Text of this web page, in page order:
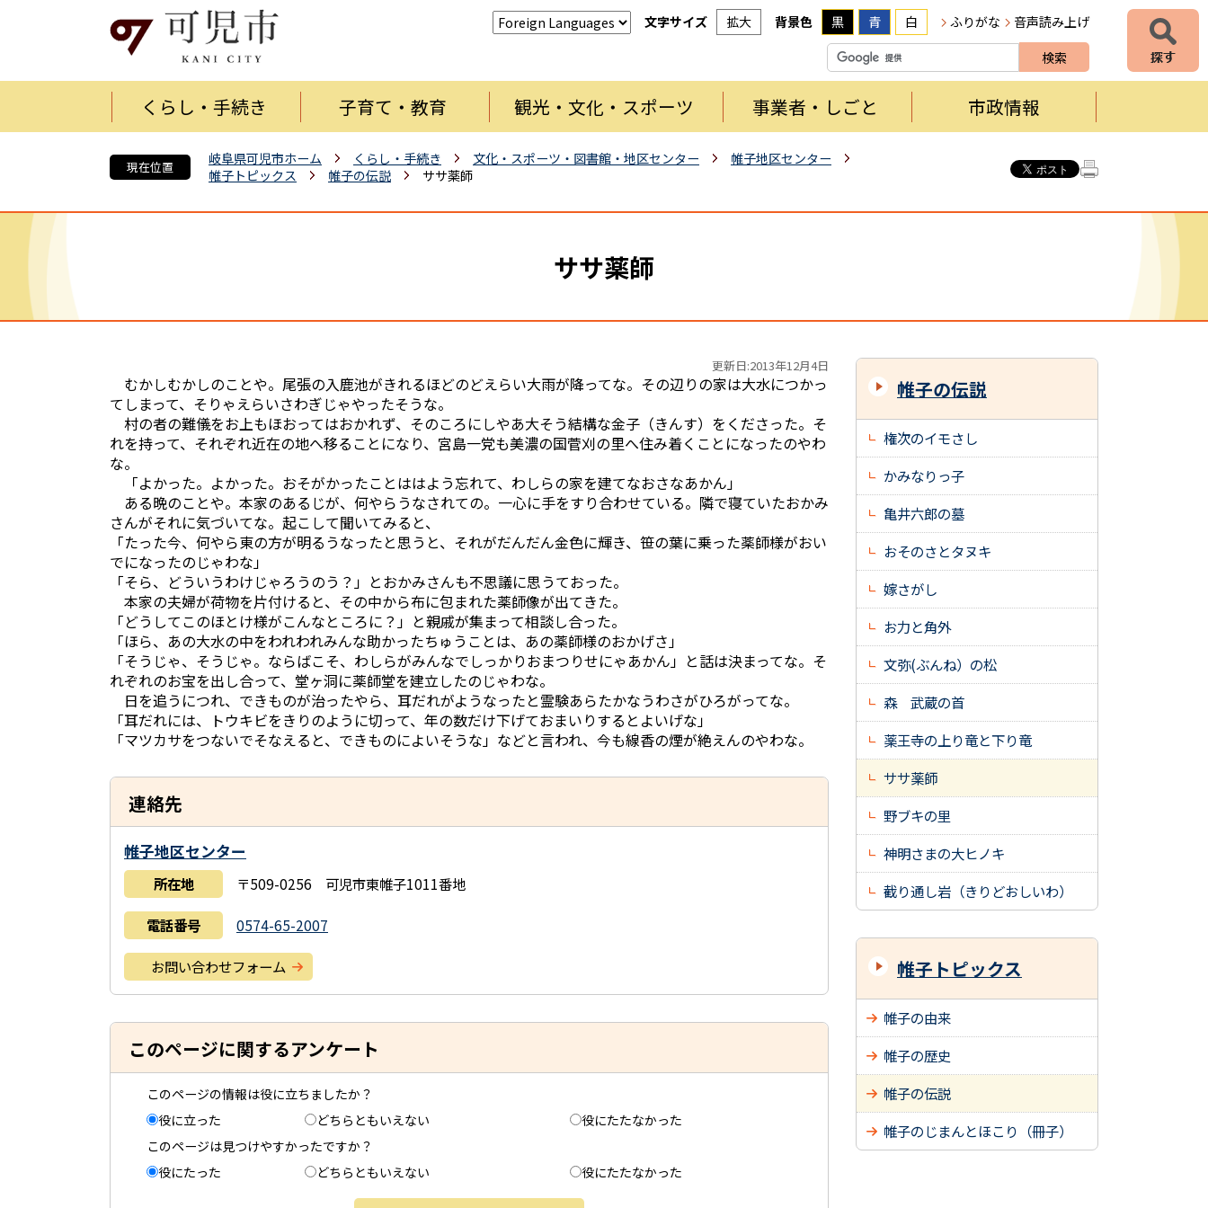
文字サイズ 拡大 背景色 黒 青 白 ふりがな 音声読み上げ
くらし・手続き 子育て・教育 観光・文化・スポーツ 事業者・しごと 市政情報
現在位置 岐阜県可児市ホーム くらし・手続き 文化・スポーツ・図書館・地区センター
帷子地区センター
帷子トピックス
帷子の伝説 ササ薬師
ササ薬師
更新日:2013年12月4日
むかしむかしのことや。尾張の入鹿池がきれるほどのどえらい大雨が降ってな。その辺りの家は大水につかっ
てしまって、そりゃえらいさわぎじゃやったそうな。
村の者の難儀をお上もほおってはおかれず、そのころにしやあ大そう結構な金子（きんす）をくださった。そ
れを持って、それぞれ近在の地へ移ることになり、宮島一党も美濃の国菅刈の里へ住み着くことになったのやわ
な。
「よかった。よかった。おそがかったことははよう忘れて、わしらの家を建てなおさなあかん」
ある晩のことや。本家のあるじが、何やらうなされての。一心に手をすり合わせている。隣で寝ていたおかみ
さんがそれに気づいてな。起こして聞いてみると、
「たった今、何やら東の方が明るうなったと思うと、それがだんだん金色に輝き、笹の葉に乗った薬師様がおい
でになったのじゃわな」
「そら、どういうわけじゃろうのう？」とおかみさんも不思議に思うておった。
本家の夫婦が荷物を片付けると、その中から布に包まれた薬師像が出てきた。
「どうしてこのほとけ様がこんなところに？」と親戚が集まって相談し合った。
「ほら、あの大水の中をわれわれみんな助かったちゅうことは、あの薬師様のおかげさ」
「そうじゃ、そうじゃ。ならばこそ、わしらがみんなでしっかりおまつりせにゃあかん」と話は決まってな。そ
れぞれのお宝を出し合って、堂ヶ洞に薬師堂を建立したのじゃわな。
日を追うにつれ、できものが治ったやら、耳だれがようなったと霊験あらたかなうわさがひろがってな。
「耳だれには、トウキビをきりのように切って、年の数だけ下げておまいりするとよいげな」
「マツカサをつないでそなえると、できものによいそうな」などと言われ、今も線香の煙が絶えんのやわな。
連絡先
帷子地区センター
所在地 〒509-0256 可児市東帷子1011番地
電話番号 0574-65-2007
お問い合わせフォーム
このページに関するアンケート
このページの情報は役に立ちましたか？
役に立った
どちらともいえない
役にたたなかった
このページは見つけやすかったですか？
役にたった
どちらともいえない 役にたたなかった
帷子の伝説
権次のイモさし
かみなりっ子
亀井六郎の墓
おそのさとタヌキ
嫁さがし
お力と角外
文弥(ぶんね）の松
森 武蔵の首
薬王寺の上り竜と下り竜
ササ薬師
野ブキの里
神明さまの大ヒノキ
截り通し岩（きりどおしいわ）
帷子トピックス
帷子の由来
帷子の歴史
帷子の伝説
帷子のじまんとほこり（冊子）